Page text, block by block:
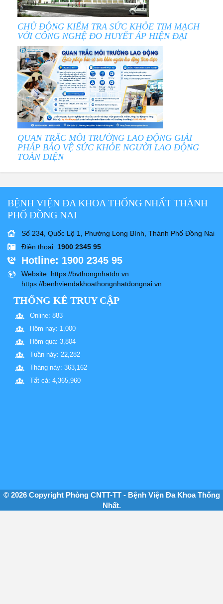
CHỦ ĐỘNG KIỂM TRA SỨC KHỎE TIM MẠCH
VỚI CÔNG NGHỆ ĐO HUYẾT ÁP HIỆN ĐẠI
QUAN TRẮC MÔI TRƯỜNG LAO ĐỘNG GIẢI
PHÁP BẢO VỆ SỨC KHỎE NGƯỜI LAO ĐỘNG
TOÀN DIỆN
BỆNH VIỆN ĐA KHOA THỐNG NHẤT THÀNH
PHỐ ĐỒNG NAI
Số 234, Quốc Lộ 1, Phường Long Bình, Thành Phố Đồng Nai
Điện thoại: 1900 2345 95
Hotline: 1900 2345 95
Website: https://bvthongnhatdn.vn
https://benhviendakhoathongnhatdongnai.vn
THỐNG KÊ TRUY CẬP
Online: 883
Hôm nay: 1,000
Hôm qua: 3,804
Tuần này: 22,282
Tháng này: 363,162
Tất cả: 4,365,960
© 2026 Copyright Phòng CNTT-TT - Bệnh Viện Đa Khoa Thống
Nhất.